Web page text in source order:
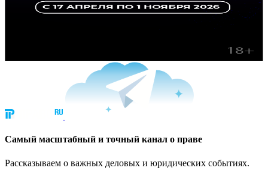
Cамый масштабный и точный канал о праве
Рассказываем о важных деловых и юридических событиях.